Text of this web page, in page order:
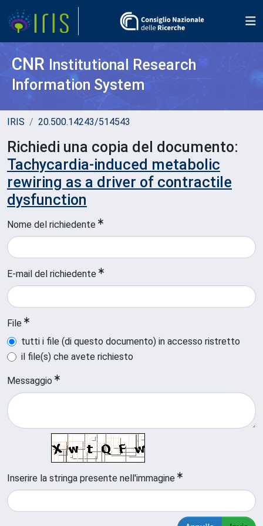
CNR Institutional Research
Information System
IRIS 20.500.14243/514543
Richiedi una copia del documento:
Tachycardia-induced metabolic
rewiring as a driver of contractile
dysfunction
Nome del richiedente
E-mail del richiedente
File
tutti i file (di questo documento) in accesso ristretto
il file(s) che avete richiesto
Messaggio
Inserire la stringa presente nell'immagine